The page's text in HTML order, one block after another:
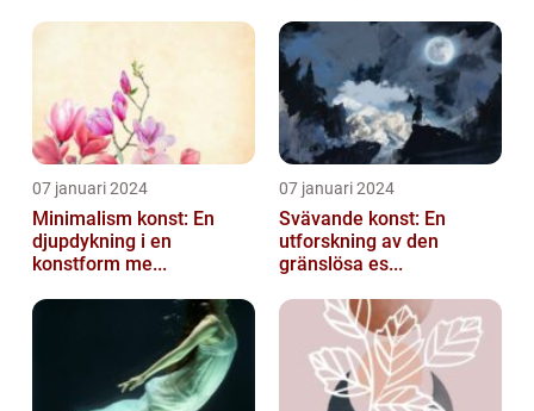
07 januari 2024
Minimalism konst: En
djupdykning i en
konstform me...
07 januari 2024
Svävande konst: En
utforskning av den
gränslösa es...